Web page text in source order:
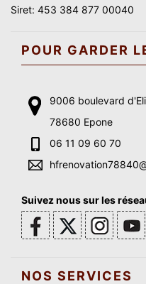
Siret: 453 384 877 00040
POUR GARDER
9006 boulevard
78680 Epone
06 11 09 60 70
Suivez nous sur les
NOS SERVICES